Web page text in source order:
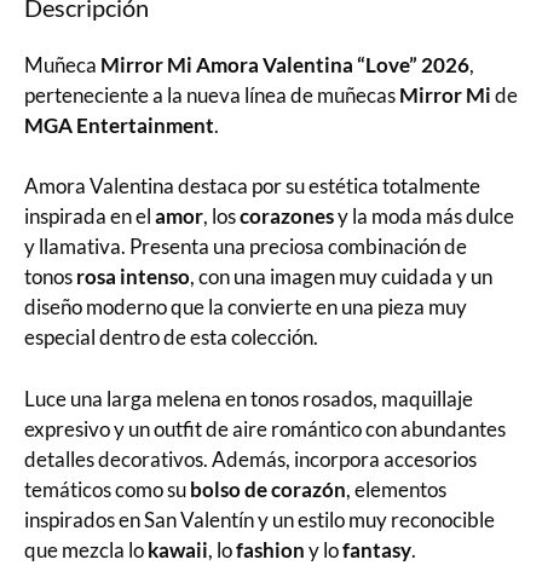
Descripción
Muñeca Mirror Mi Amora Valentina “Love” 2026,
perteneciente a la nueva línea de muñecasMirror Mide
MGA Entertainment.
Amora Valentina destaca por su estética totalmente
inspirada en elamor, loscorazonesy la moda más dulce
y llamativa. Presenta una preciosa combinación de
tonosrosa intenso, con una imagen muy cuidada y un
diseño moderno que la convierte en una pieza muy
especial dentro de esta colección.
Luce una larga melena en tonos rosados, maquillaje
expresivo y un outfit de aire romántico con abundantes
detalles decorativos. Además, incorpora accesorios
temáticos como subolso de corazón, elementos
inspirados en San Valentín y un estilo muy reconocible
que mezcla lokawaii, lofashiony lofantasy.